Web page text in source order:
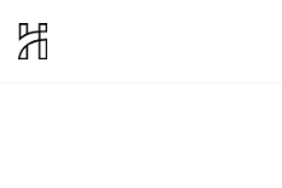
content